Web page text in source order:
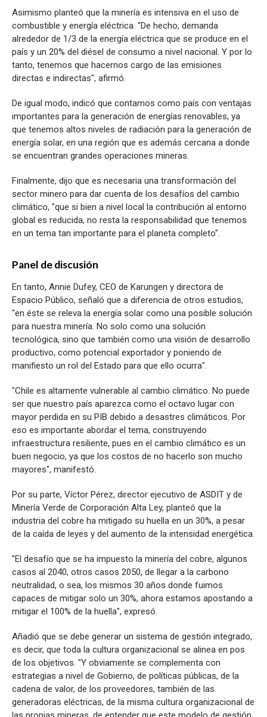
Asimismo planteó que la minería es intensiva en el uso de
combustible y energía eléctrica. "De hecho, demanda
alrededor de 1/3 de la energía eléctrica que se produce en el
país y un 20% del diésel de consumo a nivel nacional. Y por lo
tanto, tenemos que hacernos cargo de las emisiones
directas e indirectas", afirmó.
De igual modo, indicó que contamos como país con ventajas
importantes para la generación de energías renovables, ya
que tenemos altos niveles de radiación para la generación de
energía solar, en una región que es además cercana a donde
se encuentran grandes operaciones mineras.
Finalmente, dijo que es necesaria una transformación del
sector minero para dar cuenta de los desafíos del cambio
climático, "que si bien a nivel local la contribución al entorno
global es reducida, no resta la responsabilidad que tenemos
en un tema tan importante para el planeta completo".
Panel de discusión
En tanto, Annie Dufey, CEO de Karungen y directora de
Espacio Público, señaló que a diferencia de otros estudios,
"en éste se releva la energía solar como una posible solución
para nuestra minería. No solo como una solución
tecnológica, sino que también como una visión de desarrollo
productivo, como potencial exportador y poniendo de
manifiesto un rol del Estado para que ello ocurra".
"Chile es altamente vulnerable al cambio climático. No puede
ser que nuestro país aparezca como el octavo lugar con
mayor perdida en su PIB debido a desastres climáticos. Por
eso es importante abordar el tema, construyendo
infraestructura resiliente, pues en el cambio climático es un
buen negocio, ya que los costos de no hacerlo son mucho
mayores", manifestó.
Por su parte, Víctor Pérez, director ejecutivo de ASDIT y de
Minería Verde de Corporación Alta Ley, planteó que la
industria del cobre ha mitigado su huella en un 30%, a pesar
de la caída de leyes y del aumento de la intensidad energética.
"El desafío que se ha impuesto la minería del cobre, algunos
casos al 2040, otros casos 2050, de llegar a la carbono
neutralidad, o sea, los mismos 30 años donde fuimos
capaces de mitigar solo un 30%, ahora estamos apostando a
mitigar el 100% de la huella", expresó.
Añadió que se debe generar un sistema de gestión integrado,
es decir, que toda la cultura organizacional se alinea en pos
de los objetivos. "Y obviamente se complementa con
estrategias a nivel de Gobierno, de políticas públicas, de la
cadena de valor, de los proveedores, también de las
generadoras eléctricas, de la misma cultura organizacional de